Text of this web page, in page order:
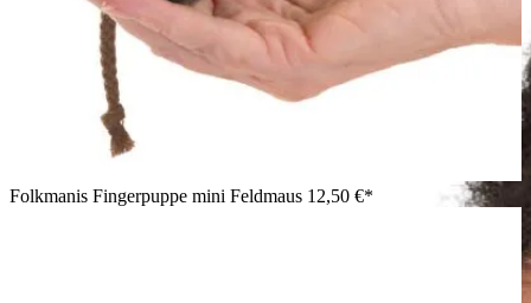
Folkmanis Fingerpuppe mini Feldmaus 12,50 €*